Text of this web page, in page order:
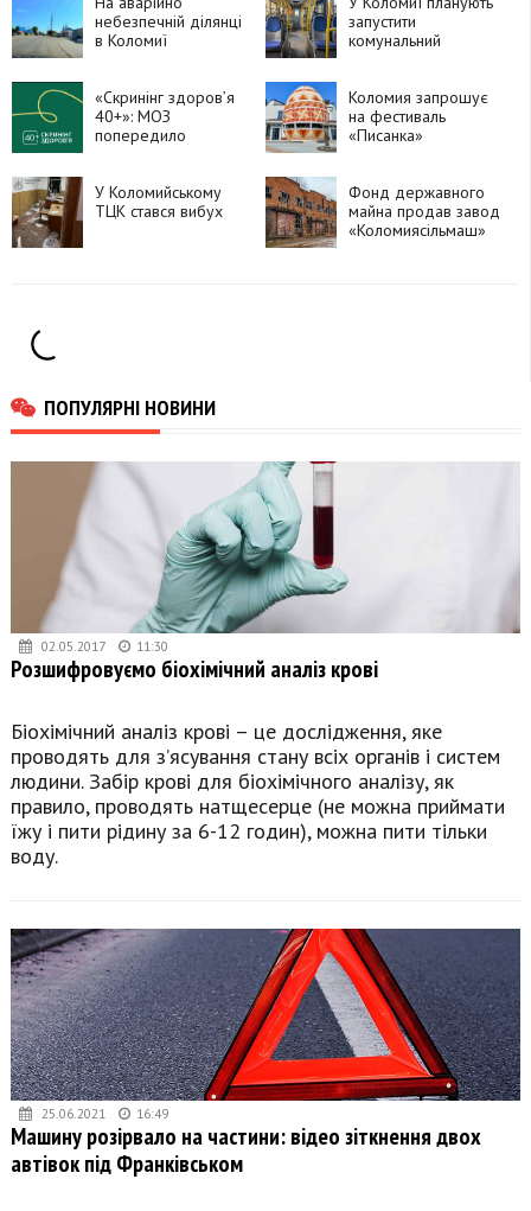
небезпечній ділянці
в Коломиї
запустити
комунальний
«Скринінг здоров’я
40+»: МОЗ
попередило
використання коштів
Коломия запрошує
на фестиваль
«Писанка»
У Коломийському
ТЦК стався вибух
Фонд державного
майна продав завод
«Коломиясільмаш»
ПОПУЛЯРНІ НОВИНИ
02.05.2017 11:30
Розшифровуємо біохімічний аналіз крові
Біохімічний аналіз крові – це дослідження, яке
проводять для з’ясування стану всіх органів і систем
людини. Забір крові для біохімічного аналізу, як
правило, проводять натщесерце (не можна приймати
їжу і пити рідину за 6-12 годин), можна пити тільки
воду.
25.06.2021 16:49
Машину розірвало на частини: відео зіткнення двох
автівок під Франківськом